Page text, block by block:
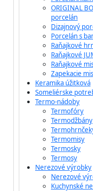
ORIGINAL
porcelán
Dizajnový
Porcelán s
Raňajkové
Raňajkové
Raňajkové
Zapekacie
Keramika úžitková
Someliérske
Termo-nádoby
Termofóry
Termodžbány
Termomisy
Termosky
Termosy
Nerezové výrobky
Nerezové
Kuchynské